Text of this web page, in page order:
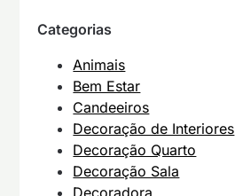
Categorias
Animais
Bem Estar
Candeeiros
Decoração de Interiores
Decoração Quarto
Decoração Sala
Decoradora